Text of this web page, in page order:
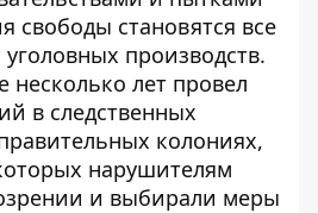
свободы становятся все
производств.
несколько лет провел
в следственных
колониях,
нарушителям
и выбирали меры